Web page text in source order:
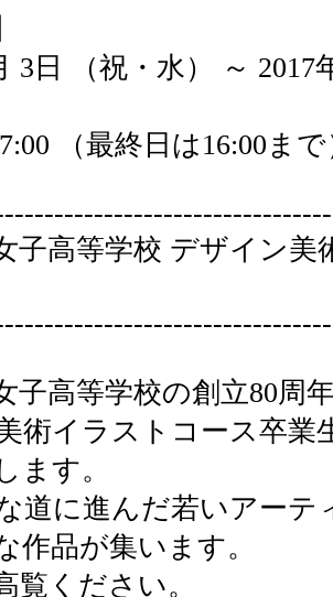
3日 （祝・水） ～ 2017
（最終日は16:00ま
子高等学校 デザイン美
子高等学校の創立80周
術イラストコース卒業
ます。
道に進んだ若いアーテ
作品が集います。
覧ください。